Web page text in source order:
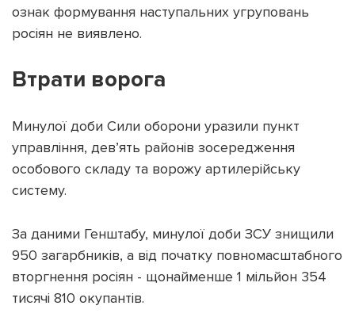
ознак формування наступальних угруповань
росіян не виявлено.
Втрати ворога
Минулої доби Сили оборони уразили пункт
управління, дев’ять районів зосередження
особового складу та ворожу артилерійську
систему.
За даними Генштабу, минулої доби ЗСУ знищили
950 загарбників, а від початку повномасштабного
вторгнення росіян - щонайменше 1 мільйон 354
тисячі 810 окупантів.